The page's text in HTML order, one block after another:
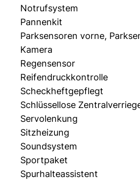
Notrufsystem
Pannenkit
Parksensoren vorne,
Kamera
Regensensor
Reifendruckkontrolle
Scheckheftgepflegt
Schlüssellose
Servolenkung
Sitzheizung
Soundsystem
Sportpaket
Spurhalteassistent